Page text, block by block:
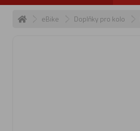
eBike Doplňky pro kolo